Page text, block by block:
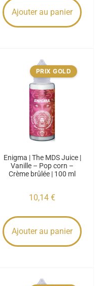
Ajouter au panier
PRIX GOLD
Enigma | The MDS Juice |
Vanille – Pop corn –
Crème brûlée | 100 ml
10,14 €
Ajouter au panier